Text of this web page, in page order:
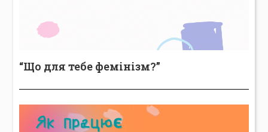
“Що для тебе фемінізм?”